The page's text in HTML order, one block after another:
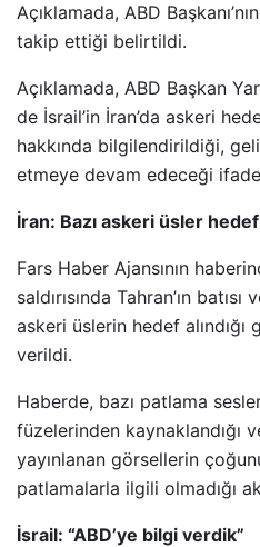
Açıklamada, ABD
takip ettiği belirtildi.
Açıklamada, ABD Başkan
de İsrail’in İran’da askeri
hakkında bilgilendirildiği,
etmeye devam edeceği
İran: Bazı askeri üsler hedef
Fars Haber Ajansının
saldırısında Tahran’ın
askeri üslerin hedef
verildi.
Haberde, bazı patlama
füzelerinden kaynaklandığı
yayınlanan görsellerin
patlamalarla ilgili olmadığı
İsrail: “ABD’ye bilgi verdik”